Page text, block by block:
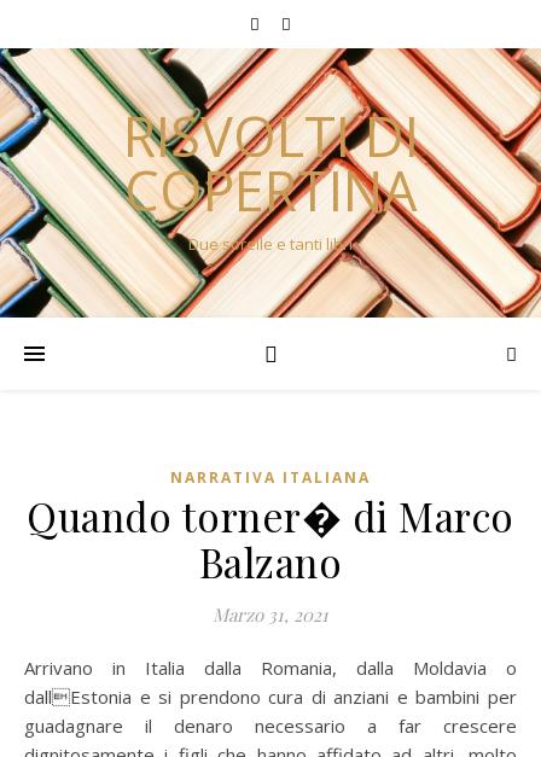
RISVOLTI DI
COPERTINA
Due sorelle e tanti libri
NARRATIVA ITALIANA
Quando torner� di Marco
Balzano
Marzo 31, 2021
Arrivano in Italia dalla Romania, dalla Moldavia o
dallEstonia e si prendono cura di anziani e bambini per
guadagnare il denaro necessario a far crescere